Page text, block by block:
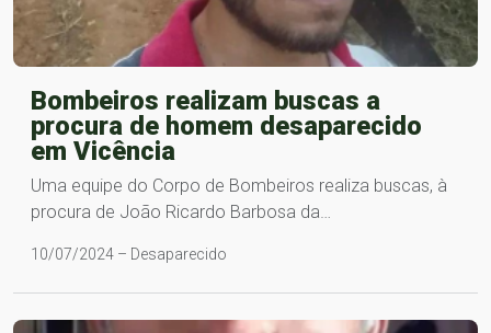
Bombeiros realizam buscas a
procura de homem desaparecido
em Vicência
Uma equipe do Corpo de Bombeiros realiza buscas, à
procura de João Ricardo Barbosa da…
10/07/2024 – Desaparecido